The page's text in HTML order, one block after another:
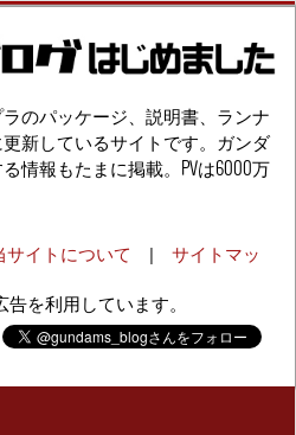
のパッケージ、説明書、ランナ
新しているサイトです。ガンダ
情報もたまに掲載。PVは6000万
サイトについて | サイトマッ
を利用しています。